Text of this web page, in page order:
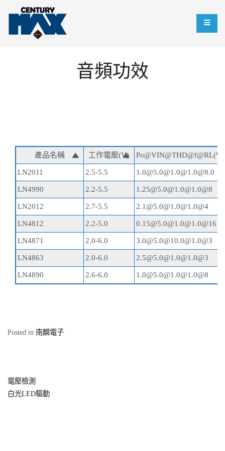
方案設計；律動床無刷馬達驅動
代理、LDO元件代理
音頻功效
產品名稱 工作電壓(V)
LN2011 2.5-5.5 1.0@5.0@1.0@1.0@8.0
LN4990 2.2-5.5 1.25@5.0@1.0@1.0@8
LN2012 2.7-5.5 2.1@5.0@1.0@1.0@4
LN4812 2.2-5.0 0.15@5.0@1.0@1.0@16
LN4871 2.0-6.0 3.0@5.0@10.0@1.0@3
LN4863 2.0-6.0 2.5@5.0@1.0@1.0@3
LN4890 2.6-6.0 1.0@5.0@1.0@1.0@8
Posted in 南麟電子
文
電壓檢測
白光LED驅動